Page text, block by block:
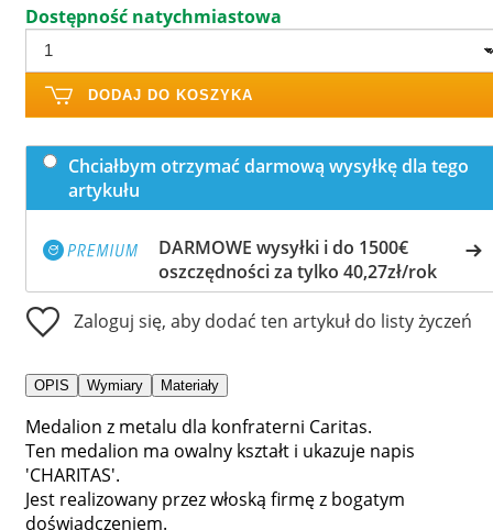
Dostępność natychmiastowa
DODAJ DO KOSZYKA
Chciałbym otrzymać darmową wysyłkę dla tego
artykułu
DARMOWE wysyłki i do 1500€
oszczędności za tylko 40,27zł/rok
Zaloguj się, aby dodać ten artykuł do listy życzeń
OPIS Wymiary Materiały
Medalion z metalu dla konfraterni Caritas.
Ten medalion ma owalny kształt i ukazuje napis
'CHARITAS'.
Jest realizowany przez włoską firmę z bogatym
doświadczeniem.